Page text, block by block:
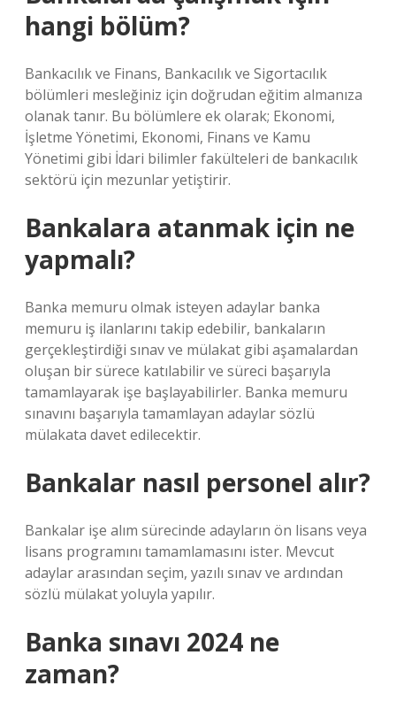
hangi bölüm?
Bankacılık ve Finans, Bankacılık ve Sigortacılık
bölümleri mesleğiniz için doğrudan eğitim almanıza
olanak tanır. Bu bölümlere ek olarak; Ekonomi,
İşletme Yönetimi, Ekonomi, Finans ve Kamu
Yönetimi gibi İdari bilimler fakülteleri de bankacılık
sektörü için mezunlar yetiştirir.
Bankalara atanmak için ne
yapmalı?
Banka memuru olmak isteyen adaylar banka
memuru iş ilanlarını takip edebilir, bankaların
gerçekleştirdiği sınav ve mülakat gibi aşamalardan
oluşan bir sürece katılabilir ve süreci başarıyla
tamamlayarak işe başlayabilirler. Banka memuru
sınavını başarıyla tamamlayan adaylar sözlü
mülakata davet edilecektir.
Bankalar nasıl personel alır?
Bankalar işe alım sürecinde adayların ön lisans veya
lisans programını tamamlamasını ister. Mevcut
adaylar arasından seçim, yazılı sınav ve ardından
sözlü mülakat yoluyla yapılır.
Banka sınavı 2024 ne
zaman?